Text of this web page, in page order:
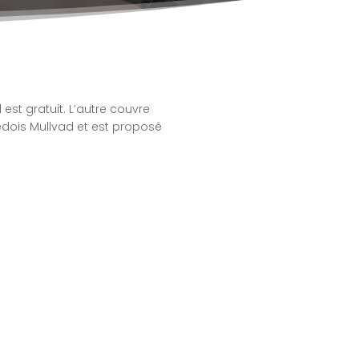
gratuit. L’autre couvre
Mullvad et est proposé